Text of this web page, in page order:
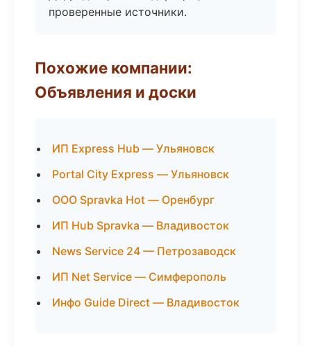
проверенные источники.
Похожие компании:
Объявления и доски
ИП Express Hub — Ульяновск
Portal City Express — Ульяновск
ООО Spravka Hot — Оренбург
ИП Hub Spravka — Владивосток
News Service 24 — Петрозаводск
ИП Net Service — Симферополь
Инфо Guide Direct — Владивосток